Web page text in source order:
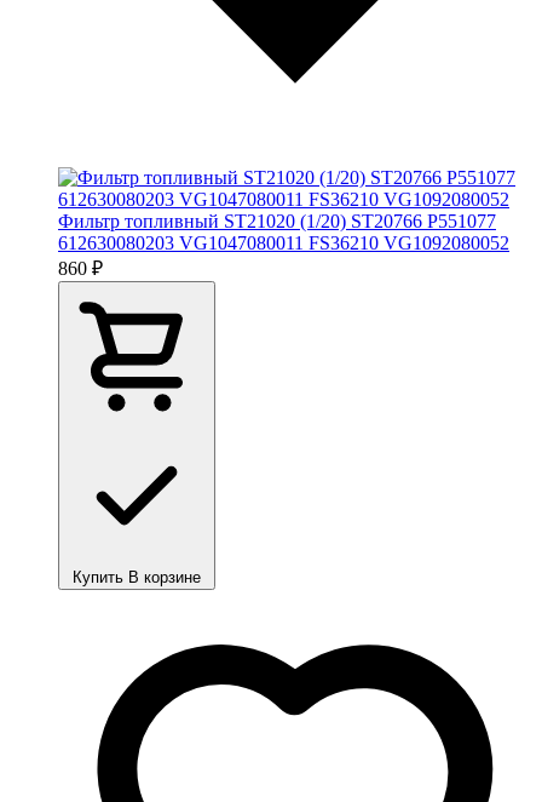
Фильтр топливный ST21020 (1/20) ST20766 P551077
612630080203 VG1047080011 FS36210 VG1092080052
860 ₽
Купить В корзине